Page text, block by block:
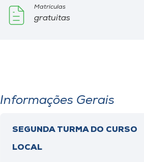
Matrículas
gratuitas
Informações Gerais
SEGUNDA TURMA DO CURSO
LOCAL